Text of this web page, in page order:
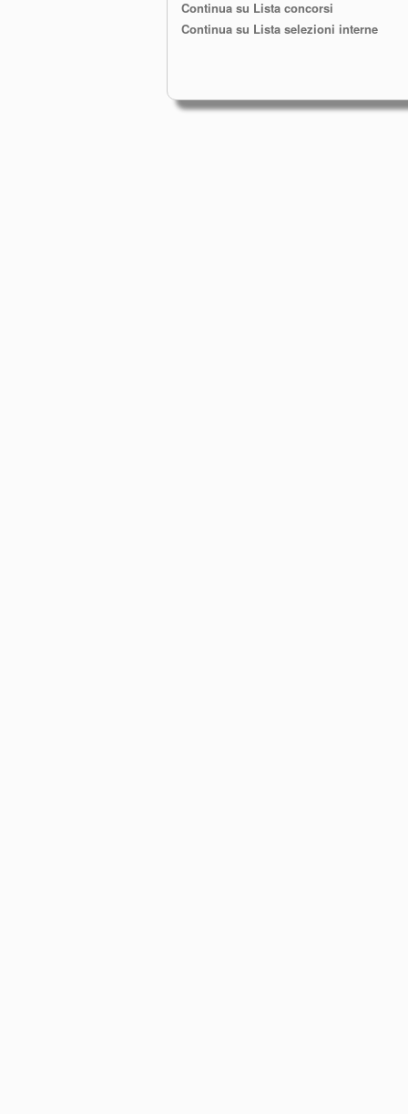
Continua su Lista concorsi
Continua su Lista selezioni interne